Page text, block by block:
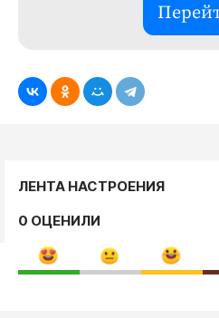
ЛЕНТА НАСТРОЕНИЯ
0 ОЦЕНИЛИ